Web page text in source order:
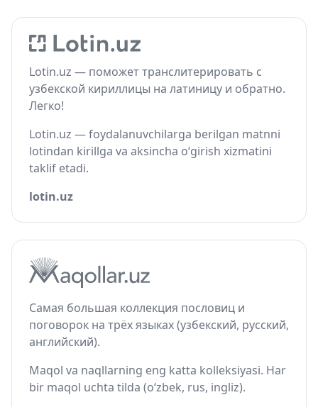
Lotin.uz — поможет транслитерировать с
узбекской кириллицы на латиницу и обратно.
Легко!
Lotin.uz — foydalanuvchilarga berilgan matnni
lotindan kirillga va aksincha o‘girish xizmatini
taklif etadi.
lotin.uz
Самая большая коллекция пословиц и
поговорок на трёх языках (узбекский, русский,
английский).
Maqol va naqllarning eng katta kolleksiyasi. Har
bir maqol uchta tilda (o‘zbek, rus, ingliz).